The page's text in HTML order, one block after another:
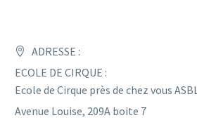
ADRESSE :
ECOLE DE CIRQUE :
Ecole de Cirque près de chez vous ASBL
Avenue Louise, 209A boite 7